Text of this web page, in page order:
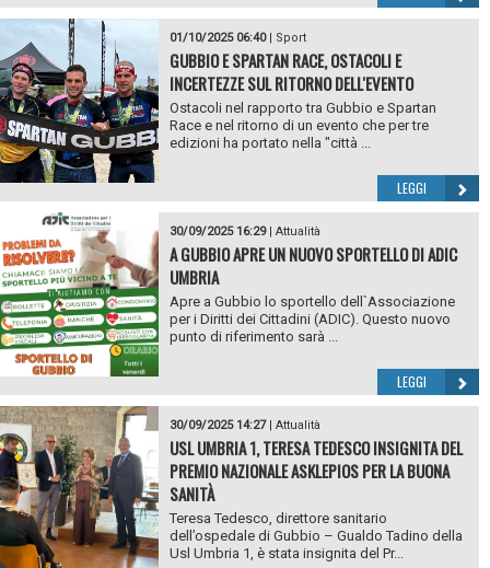
01/10/2025 06:40| Sport
GUBBIO E SPARTAN RACE, OSTACOLI E
INCERTEZZE SUL RITORNO DELL'EVENTO
Ostacoli nel rapporto tra Gubbio e Spartan
Race e nel ritorno di un evento che per tre
edizioni ha portato nella "città ...
LEGGI
30/09/2025 16:29| Attualità
A GUBBIO APRE UN NUOVO SPORTELLO DI ADIC
UMBRIA
Apre a Gubbio lo sportello dell`Associazione
per i Diritti dei Cittadini (ADIC). Questo nuovo
punto di riferimento sarà ...
LEGGI
30/09/2025 14:27| Attualità
USL UMBRIA 1, TERESA TEDESCO INSIGNITA DEL
PREMIO NAZIONALE ASKLEPIOS PER LA BUONA
SANITÀ
Teresa Tedesco, direttore sanitario
dell’ospedale di Gubbio – Gualdo Tadino della
Usl Umbria 1, è stata insignita del Pr...